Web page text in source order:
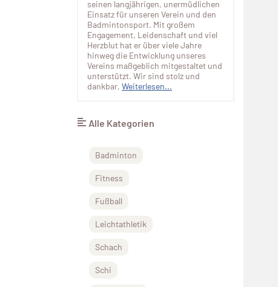
seinen langjährigen, unermüdlichen
Einsatz für unseren Verein und den
Badmintonsport. Mit großem
Engagement, Leidenschaft und viel
Herzblut hat er über viele Jahre
hinweg die Entwicklung unseres
Vereins maßgeblich mitgestaltet und
unterstützt. Wir sind stolz und
dankbar, Weiterlesen...
Alle Kategorien
Badminton
Fitness
Fußball
Leichtathletik
Schach
Schi